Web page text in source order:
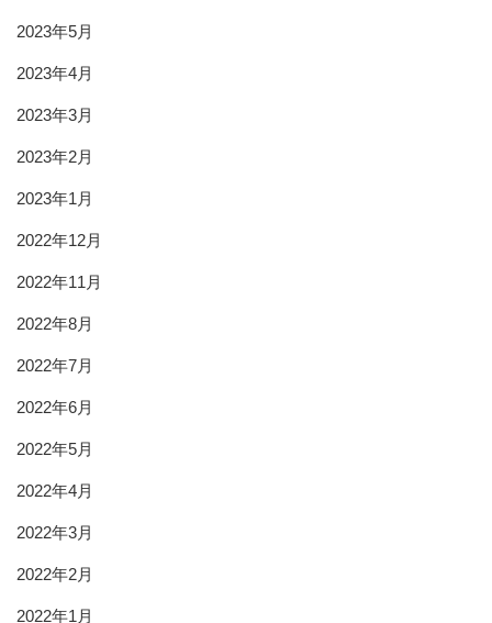
2023年5月
2023年4月
2023年3月
2023年2月
2023年1月
2022年12月
2022年11月
2022年8月
2022年7月
2022年6月
2022年5月
2022年4月
2022年3月
2022年2月
2022年1月